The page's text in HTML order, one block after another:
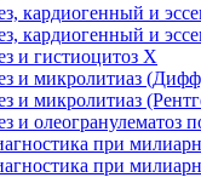
кардиогенный и
кардиогенный и
и гистиоцитоз X
и микролитиаз
и микролитиаз
и олеогранулематоз
при
при